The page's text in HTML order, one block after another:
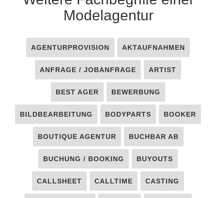
Modelagentur
AGENTURPROVISION AKTAUFNAHMEN
ANFRAGE / JOBANFRAGE ARTIST
BEST AGER BEWERBUNG
BILDBEARBEITUNG BODYPARTS BOOKER
BOUTIQUE AGENTUR BUCHBAR AB
BUCHUNG / BOOKING BUYOUTS
CALLSHEET CALLTIME CASTING